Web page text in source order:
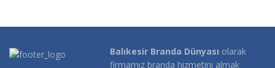
Balıkesir Branda Dünyası olarak
firmamız branda hizmetini almak